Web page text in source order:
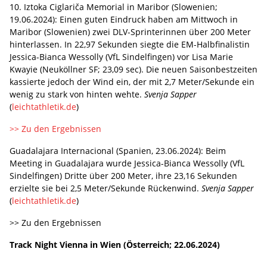
10. Iztoka Ciglariča Memorial in Maribor (Slowenien;
19.06.2024): Einen guten Eindruck haben am Mittwoch in
Maribor (Slowenien) zwei DLV-Sprinterinnen über 200 Meter
hinterlassen. In 22,97 Sekunden siegte die EM-Halbfinalistin
Jessica-Bianca Wessolly (VfL Sindelfingen) vor Lisa Marie
Kwayie (Neuköllner SF; 23,09 sec). Die neuen Saisonbestzeiten
kassierte jedoch der Wind ein, der mit 2,7 Meter/Sekunde ein
wenig zu stark von hinten wehte. Svenja Sapper
(leichtathletik.de)
>> Zu den Ergebnissen
Guadalajara Internacional (Spanien, 23.06.2024): Beim
Meeting in Guadalajara wurde Jessica-Bianca Wessolly (VfL
Sindelfingen) Dritte über 200 Meter, ihre 23,16 Sekunden
erzielte sie bei 2,5 Meter/Sekunde Rückenwind. Svenja Sapper
(leichtathletik.de)
>> Zu den Ergebnissen
Track Night Vienna in Wien (Österreich; 22.06.2024)